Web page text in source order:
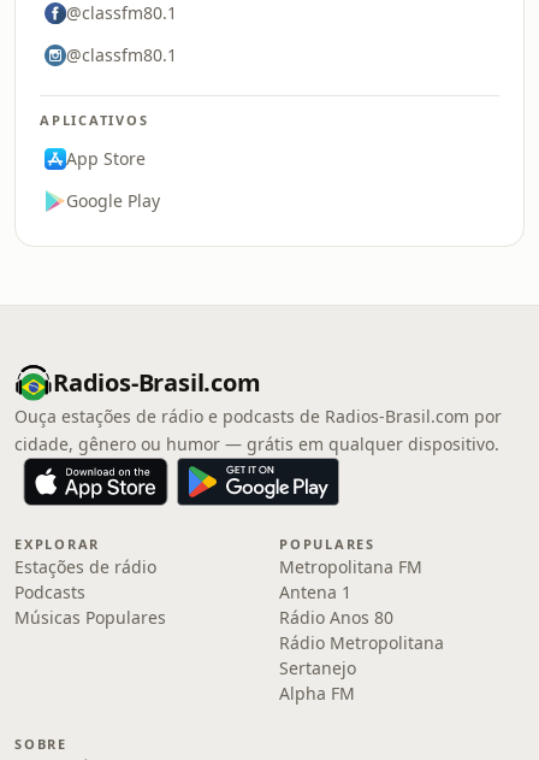
@classfm80.1
@classfm80.1
APLICATIVOS
App Store
Google Play
Radios-Brasil.com
Ouça estações de rádio e podcasts de Radios-Brasil.com por
cidade, gênero ou humor — grátis em qualquer dispositivo.
EXPLORAR
Estações de rádio
Podcasts
Músicas Populares
POPULARES
Metropolitana FM
Antena 1
Rádio Anos 80
Rádio Metropolitana
Sertanejo
Alpha FM
SOBRE